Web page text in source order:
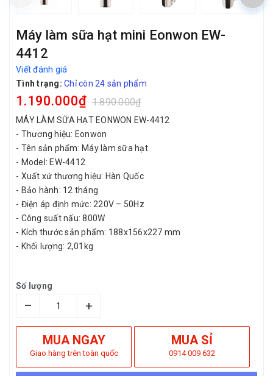
Máy làm sữa hạt mini Eonwon EW-
4412
Viết đánh giá
Tình trạng: Chỉ còn 24 sản phẩm
1.190.000₫ 1.890.000₫
MÁY LÀM SỮA HẠT EONWON EW-4412
- Thương hiệu: Eonwon
- Tên sản phẩm: Máy làm sữa hạt
- Model: EW-4412
- Xuất xứ thương hiệu: Hàn Quốc
- Bảo hành: 12 tháng
- Điện áp định mức: 220V – 50Hz
- Công suất nấu: 800W
- Kích thước sản phẩm: 188x156x227 mm
- Khối lượng: 2,01kg
Số lượng
– +
MUA NGAY
Giao hàng trên toàn quốc
MUA SỈ
0914 009 632